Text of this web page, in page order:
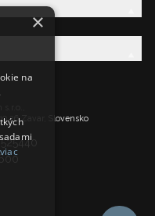
26 Zavar, Slovensko
×
na